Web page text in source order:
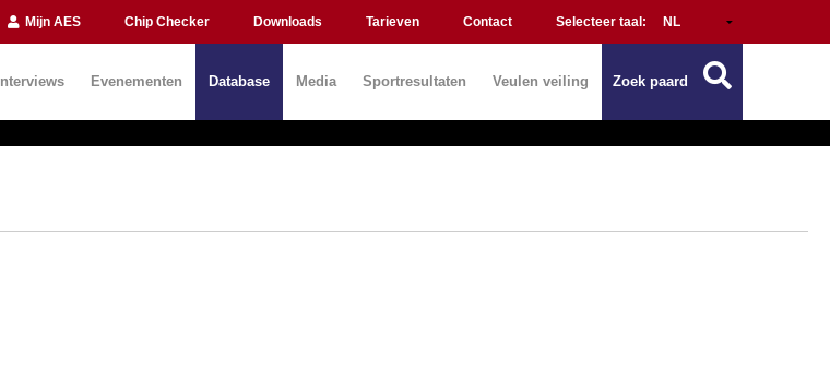
Mijn AES Chip Checker Downloads Tarieven Contact Selecteer taal:
Interviews Evenementen Database Media Sportresultaten Veulen veiling Zoek paard